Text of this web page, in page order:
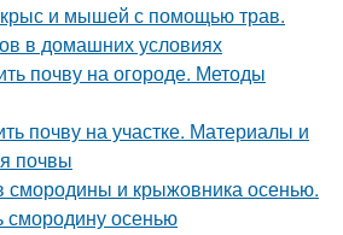
крыс и мышей с помощью трав.
в домашних условиях
почву на огороде. Методы
почву на участке. Материалы и
почвы
смородины и крыжовника осенью.
смородину осенью